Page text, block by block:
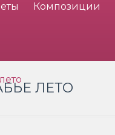
Композиции
ЛЕТО